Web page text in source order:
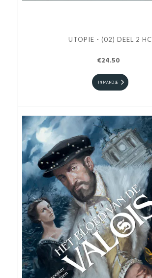
UTOPIE - (02) DEEL 2 HC
€24.50
IN MANDJE